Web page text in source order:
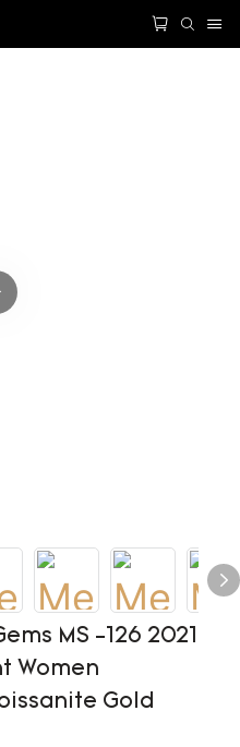
MS -126 2021
Women
Gold